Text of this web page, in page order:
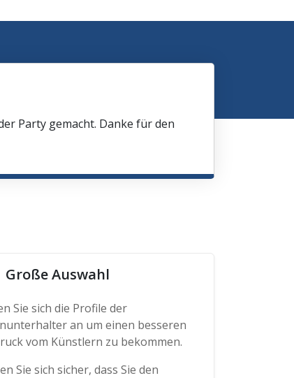
Party gemacht. Danke für den
Große Auswahl
Sie sich die Profile der
an um einen besseren
vom Künstlern zu bekommen.
Sie sich sicher, dass Sie den